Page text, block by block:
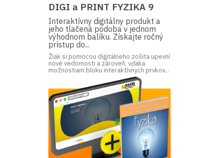
DIGI a PRINT FYZIKA 9
Interaktívny digitálny produkt a
jeho tlačená podoba v jednom
výhodnom balíku. Získajte ročný
prístup do...
Žiak si pomocou digitálneho zošita upevní
nové vedomosti a zároveň, vďaka
možnostiam bloku interaktívnych prvkov...